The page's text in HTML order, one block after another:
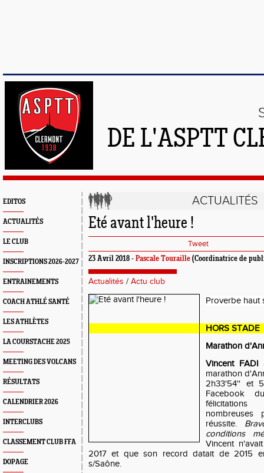
DE L'ASPTT
EDITOS
ACTUALITÉS
LE CLUB
INSCRIPTIONS 2026-2027
ENTRAINEMENTS
COACH ATHLÉ SANTÉ
LES ATHLÈTES
LA COURSTACHE 2025
MEETING DES VOLCANS
RÉSULTATS
CALENDRIER 2026
INTERCLUBS
CLASSEMENT CLUB FFA
DOPAGE
ACTUALITÉS
Eté avant l'heure !
Tweet
23 Avril 2018 - Pascale Touraille (Coordinatrice de
Actualités / Actu club
Proverbe haut
HORS STADE
Marathon
Vincent FADI
marathon
2h33'54'' et
Facebook
réussite.
conditions
Vincent
2017 et que son record datait de 2015
s/Saône.